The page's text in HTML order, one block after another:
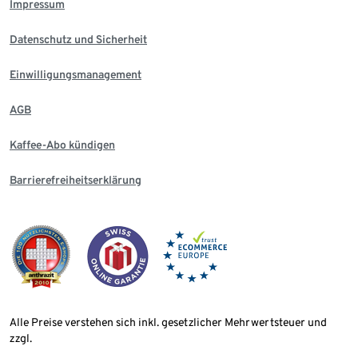
Impressum
Datenschutz und Sicherheit
Einwilligungsmanagement
AGB
Kaffee-Abo kündigen
Barrierefreiheitserklärung
Alle Preise verstehen sich inkl. gesetzlicher Mehrwertsteuer und
zzgl.